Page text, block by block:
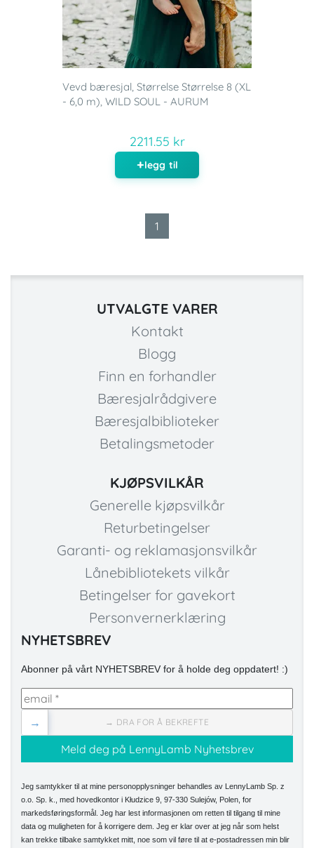
Vevd bæresjal, Størrelse Størrelse 8 (XL
- 6,0 m), WILD SOUL - AURUM
2211.55 kr
legg til
1
UTVALGTE VARER
Kontakt
Blogg
Finn en forhandler
Bæresjalrådgivere
Bæresjalbiblioteker
Betalingsmetoder
KJØPSVILKÅR
Generelle kjøpsvilkår
Returbetingelser
Garanti- og reklamasjonsvilkår
Lånebibliotekets vilkår
Betingelser for gavekort
Personvernerklæring
NYHETSBREV
Abonner på vårt NYHETSBREV for å holde deg oppdatert! :)
→ DRA FOR Å BEKREFTE
→
Jeg samtykker til at mine personopplysninger behandles av LennyLamb Sp. z
o.o. Sp. k., med hovedkontor i Kłudzice 9, 97-330 Sulejów, Polen, for
markedsføringsformål. Jeg har lest informasjonen om retten til tilgang til mine
data og muligheten for å korrigere dem. Jeg er klar over at jeg når som helst
kan trekke tilbake samtykket mitt, noe som vil føre til at e-postadressen min blir